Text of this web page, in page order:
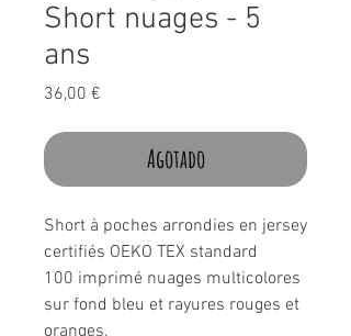
Short nuages - 5
ans
36,00 €
Agotado
Short à poches arrondies en jersey
certifiés OEKO TEX standard
100 imprimé nuages multicolores
sur fond bleu et rayures rouges et